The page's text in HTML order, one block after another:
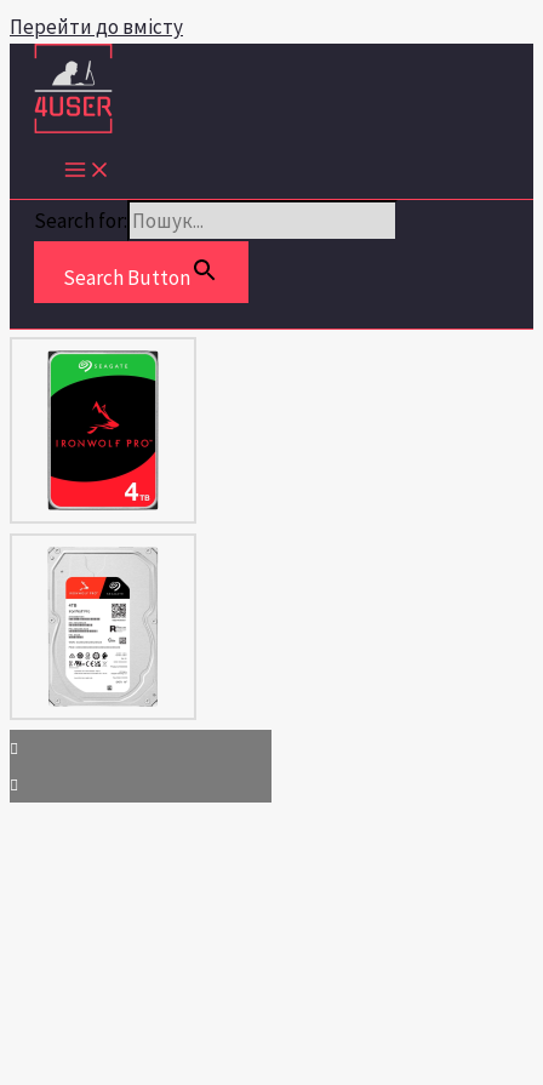
Перейти до вмісту
Search for:
Search Button